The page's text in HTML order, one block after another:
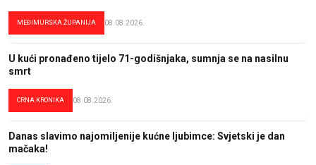
MEĐIMURSKA ŽUPANIJA 08.08.2026.
U kući pronađeno tijelo 71-godišnjaka, sumnja se na nasilnu
smrt
CRNA KRONIKA 08.08.2026.
Danas slavimo najomiljenije kućne ljubimce: Svjetski je dan
mačaka!